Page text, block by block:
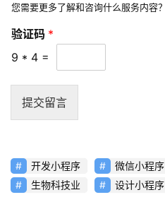
频
讯
分
享
见
问
题
您需要更多了解和咨询什么服务内容？
验证码 *
9 * 4 =
提交留言
开发小程序 微信小程序
生物科技业
设计小程序